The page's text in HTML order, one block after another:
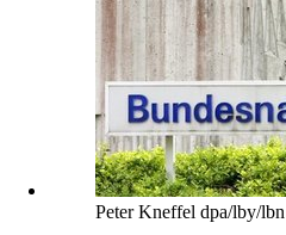
Peter Kneffel dpa/lby/lbn